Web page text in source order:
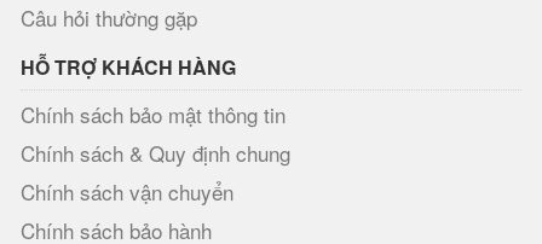
Câu hỏi thường gặp
HỖ TRỢ KHÁCH HÀNG
Chính sách bảo mật thông tin
Chính sách & Quy định chung
Chính sách vận chuyển
Chính sách bảo hành